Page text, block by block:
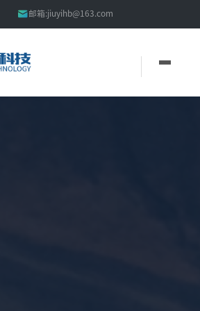
邮箱:jiuyihb@163.com